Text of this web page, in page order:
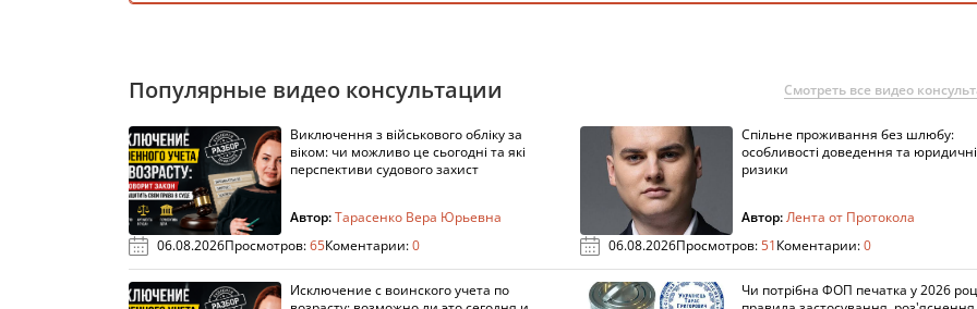
Популярные видео консультации Смотреть все видео
Виключення з військового обліку за
віком: чи можливо це сьогодні та які
перспективи судового захист
Автор:Тарасенко Вера Юрьевна
06.08.2026Просмотров:65Коментарии:0
Спільне проживання без шлюбу:
особливості доведення та юридичні
ризики
Автор:Лента от Протокола
06.08.2026Просмотров:51Коментарии:0
Исключение с воинского учета по
Чи потрібна ФОП печатка у 2026